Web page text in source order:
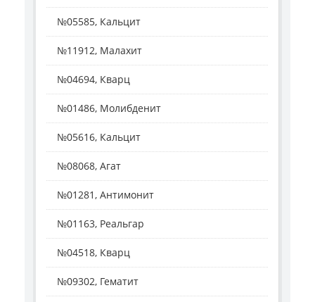
№05585, Кальцит
№11912, Малахит
№04694, Кварц
№01486, Молибденит
№05616, Кальцит
№08068, Агат
№01281, Антимонит
№01163, Реальгар
№04518, Кварц
№09302, Гематит